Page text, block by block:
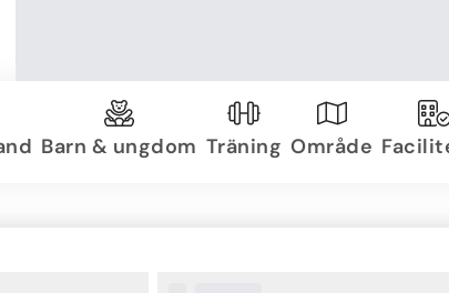
Barn & ungdom Träning Område